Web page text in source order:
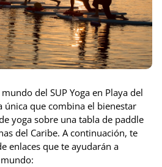
del SUP Yoga en Playa del
única que combina el bienestar
yoga sobre una tabla de paddle
del Caribe. A continuación, te
enlaces que te ayudarán a